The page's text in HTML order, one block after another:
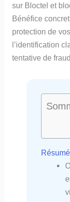
sur Bloctel et
Bénéfice
protection de
l’identification
tentative de
Résumé